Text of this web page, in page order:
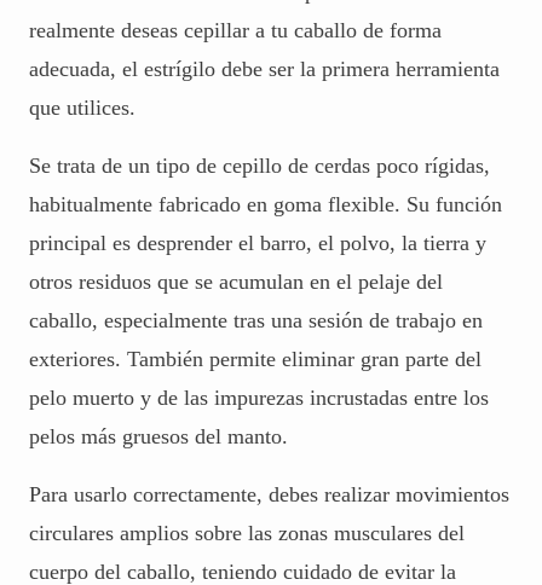
LEER MÁS:
realmente deseas cepillar a tu caballo de forma
adecuada, el estrígilo debe ser la primera herramienta
que utilices.
Se trata de un tipo de cepillo de cerdas poco rígidas,
habitualmente fabricado en goma flexible. Su función
principal es desprender el barro, el polvo, la tierra y
otros residuos que se acumulan en el pelaje del
caballo, especialmente tras una sesión de trabajo en
exteriores. También permite eliminar gran parte del
pelo muerto y de las impurezas incrustadas entre los
pelos más gruesos del manto.
Para usarlo correctamente, debes realizar movimientos
circulares amplios sobre las zonas musculares del
cuerpo del caballo, teniendo cuidado de evitar la